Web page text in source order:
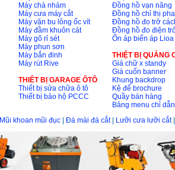
Máy chà nhám
Máy cưa máy cắt
Máy vặn bu lông ốc vít
Máy đầm khuôn cát
Máy gõ rỉ sét
Máy phun sơn
Máy bắn đinh
Máy rút Rive
THIÊT BỊ GARAGE ÔTÔ
Thiết bị sửa chữa ô tô
Thiết bị bảo hộ PCCC
Đồng hồ vạn năng
Đồng hồ chỉ thị pha
Đồng hồ đo trở
Đồng hồ đo điện
Ổn áp biến áp Lioa
THIỆT BỊ QUẢNG
Giá chữ x standy
Giá cuốn banner
Khung backdrop
Kệ để brochure
Quầy bán hàng
Bảng menu chỉ dẫn
Mũi khoan mũi đục Đá mài đá cắt| Lưỡi cưa lưỡi cắt